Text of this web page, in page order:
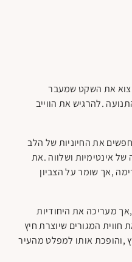
לחיות‭ ‬בעיר‭,‬ אבל‭ ‬בדרך‭ ‬שלכם. ‬למצוא‭ ‬את‭ ‬השקט‭ ‬שמעבר‭
Verber House נועד‭ ‬עבורכם, ‬שמחפשים‭ ‬את‭ ‬החיוניות‭ ‬של‭ ‬הלב‭
את‭ ‬הסביבה‭ ‬שמעודדת‭ ‬קהילתיות‭, ‬אך‭ ‬מעריכה‭ ‬את‭ ‬היחודיות‭
‬בין‭ ‬חלל‭ ‬הבית‭ ‬לעולם‭ ‬השוקק‭ ‬שבחוץ‭, ‬והופכת‭ ‬אותו‭ ‬למפלט‭ ‬מהעיר‭